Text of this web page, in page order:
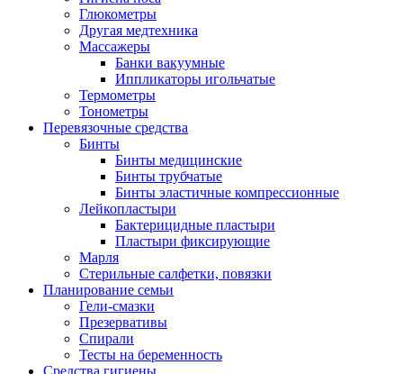
Глюкометры
Другая медтехника
Массажеры
Банки вакуумные
Иппликаторы игольчатые
Термометры
Тонометры
Перевязочные средства
Бинты
Бинты медицинские
Бинты трубчатые
Бинты эластичные компрессионные
Лейкопластыри
Бактерицидные пластыри
Пластыри фиксирующие
Марля
Стерильные салфетки, повязки
Планирование семьи
Гели-смазки
Презервативы
Спирали
Тесты на беременность
Средства гигиены